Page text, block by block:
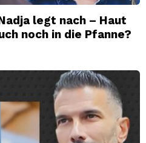
legt nach – Haut
noch in die Pfanne?